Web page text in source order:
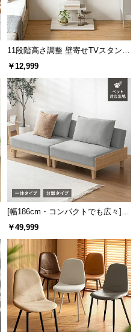
11段階高さ調整 壁寄せTVスタンド
キャスター付き 上下左右角度調節
￥12,999
[幅186cm・コンパクトでも広々] 3
人掛けソファベッド リクライニン
￥49,999